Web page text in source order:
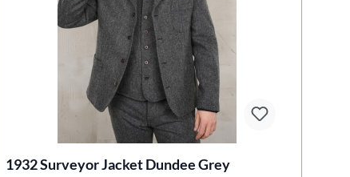
1932 Surveyor Jacket Dundee Grey